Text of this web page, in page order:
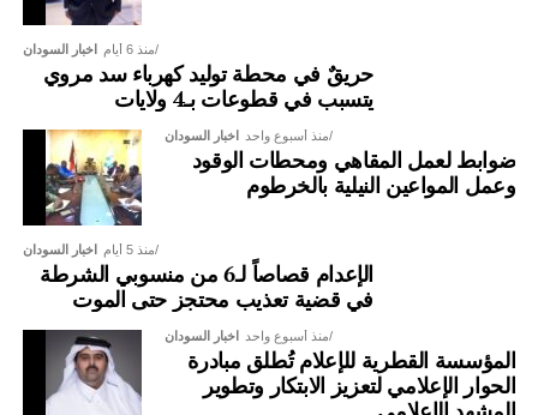
اخبار السودان منذ 6 أيام
حريقٌ في محطة توليد كهرباء سد مروي
يتسبب في قطوعات بـ4 ولايات
اخبار السودان منذ أسبوع واحد
ضوابط لعمل المقاهي ومحطات الوقود
وعمل المواعين النيلية بالخرطوم
اخبار السودان منذ 5 أيام
الإعدام قصاصاً لـ6 من منسوبي الشرطة
في قضية تعذيب محتجز حتى الموت
اخبار السودان منذ أسبوع واحد
المؤسسة القطرية للإعلام تُطلق مبادرة
الحوار الإعلامي لتعزيز الابتكار وتطوير